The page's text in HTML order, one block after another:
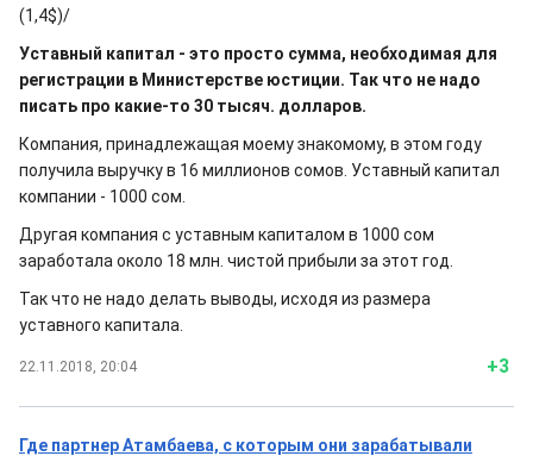
(1,4$)/
Уставный капитал - это просто сумма, необходимая для
регистрации в Министерстве юстиции. Так что не надо
писать про какие-то 30 тысяч. долларов.
Компания, принадлежащая моему знакомому, в этом году
получила выручку в 16 миллионов сомов. Уставный капитал
компании - 1000 сом.
Другая компания с уставным капиталом в 1000 сом
заработала около 18 млн. чистой прибыли за этот год.
Так что не надо делать выводы, исходя из размера
уставного капитала.
22.11.2018, 20:04 +3
Где партнер Атамбаева, с которым они зарабатывали